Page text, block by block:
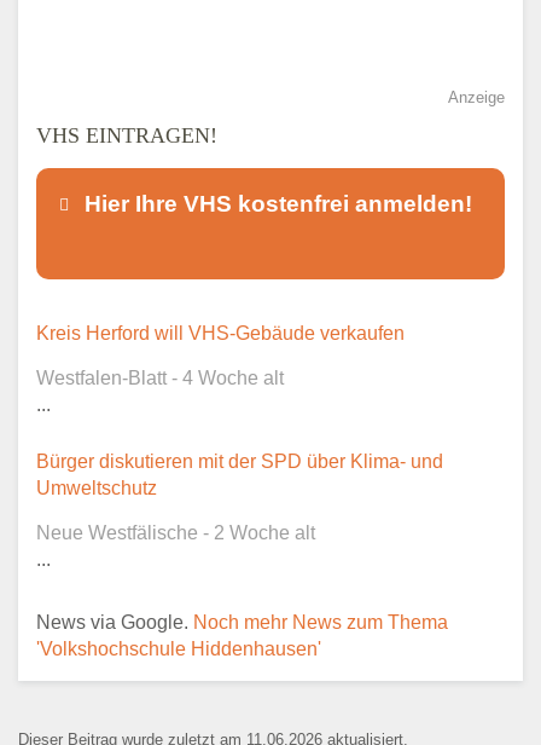
Anzeige
VHS EINTRAGEN!
Hier Ihre VHS kostenfrei anmelden!
Dieser Teil dient lediglich zur
öffentlich sichtbar.
E-Mail*
Kreis Herford will VHS-Gebäude verkaufen
Westfalen-Blatt - 4 Woche alt
...
Bürger diskutieren mit der SPD über Klima- und
Umweltschutz
Neue Westfälische - 2 Woche alt
...
News via Google. Noch mehr News zum Thema
'Volkshochschule Hiddenhausen'
Dieser Beitrag wurde zuletzt am 11.06.2026 aktualisiert.